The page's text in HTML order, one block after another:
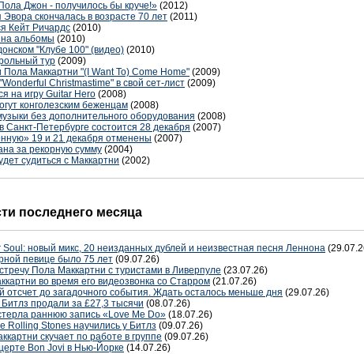
Джон - получилось бы круче!» (2012)
скончалась в возрасте 70 лет (2011)
Кейт Ричардс (2010)
на альбомы (2010)
"Клубе 100" (видео) (2010)
тур (2009)
Маккартни "(I Want To) Come Home" (2009)
Christmastime" в свой сет-лист (2009)
на игру Guitar Hero (2008)
конголезским беженцам (2008)
без дополнительного оборудования (2008)
Петербурге состоится 28 декабря (2007)
19 и 21 декабря отменены (2007)
за рекорную сумму (2004)
судиться с Маккартни (2002)
последнего месяца
новый микс, 20 неизданных дублей и неизвестная песня Леннона
певице было 75 лет (09.07.26)
Пола Маккартни с туристами в Ливерпуле (23.07.26)
во время его видеозвонка со Старром (21.07.26)
отсчет до загадочного события. Ждать осталось меньше дня (29.07.26)
продали за £27,3 тысячи (08.07.26)
раннюю запись «Love Me Do» (18.07.26)
Rolling Stones научились у Битлз (09.07.26)
скучает по работе в группе (09.07.26)
Bon Jovi в Нью-Йорке (14.07.26)